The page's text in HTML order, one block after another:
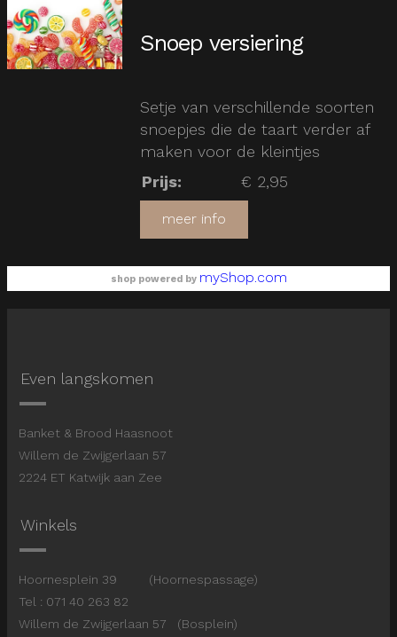
Snoep versiering
Setje van verschillende soorten
snoepjes die de taart verder af
maken voor de kleintjes
Prijs: € 2,95
meer info
shop powered by myShop.com
Even langskomen
Banket & Brood Haasnoot
Willem de Zwijgerlaan 57
2224 ET Katwijk aan Zee
Winkels
Hoornesplein 39 (Hoornespassage)
Tel : 071 40 263 82
Willem de Zwijgerlaan 57 (Bosplein)